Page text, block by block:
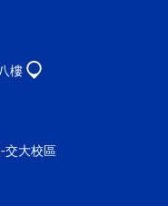
樓
交大校區